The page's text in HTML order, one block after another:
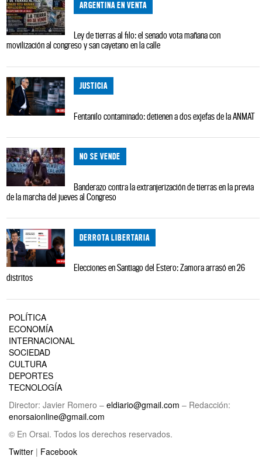
ARGENTINA EN VENTA
Ley de tierras al filo: el senado vota mañana con
movilización al congreso y san cayetano en la calle
JUSTICIA
Fentanilo contaminado: detienen a dos exjefas de la ANMAT
NO SE VENDE
Banderazo contra la extranjerización de tierras en la previa
de la marcha del jueves al Congreso
DERROTA LIBERTARIA
Elecciones en Santiago del Estero: Zamora arrasó en 26
distritos
POLÍTICA
ECONOMÍA
INTERNACIONAL
SOCIEDAD
CULTURA
DEPORTES
TECNOLOGÍA
Director: Javier Romero – eldiario@gmail.com – Redacción:
enorsaionline@gmail.com
© En Orsai. Todos los derechos reservados.
Twitter | Facebook